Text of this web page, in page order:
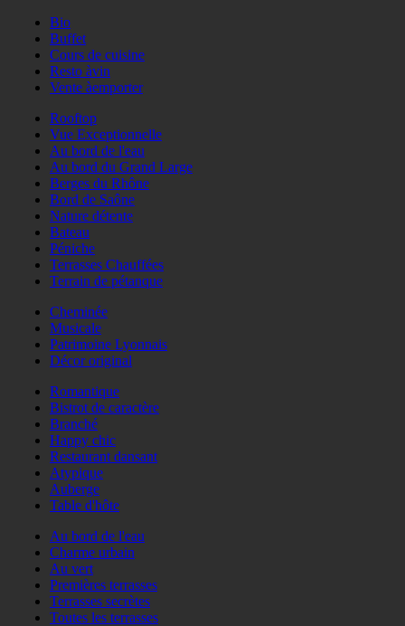
Bio
Buffet
Cours de cuisine
Resto àvin
Vente àemporter
Rooftop
Vue Exceptionnelle
Au bord de l'eau
Au bord du Grand Large
Berges du Rhône
Bord de Saône
Nature détente
Bateau
Péniche
Terrasses Chauffées
Terrain de pétanque
Cheminée
Musicale
Patrimoine Lyonnais
Décor original
Romantique
Bistrot de caractère
Branché
Happy chic
Restaurant dansant
Atypique
Auberge
Table d'hôte
Au bord de l'eau
Charme urbain
Au vert
Premières terrasses
Terrasses secrètes
Toutes les terrasses